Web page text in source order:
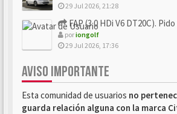
29 Jul 2026, 21:28
FAP (3.0 HDi V6 DT20C). Pido
poriongolf
29 Jul 2026, 17:36
AVISO IMPORTANTE
Esta comunidad de usuarios no
guarda relación alguna con la marca